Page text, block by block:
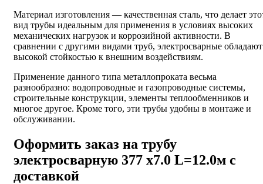
Материал изготовления — качественная сталь, что делает
вид трубы идеальным для применения в условиях высоких
механических нагрузок и коррозийной активности. В
сравнении с другими видами труб, электросварные обладают
высокой стойкостью к внешним воздействиям.
Применение данного типа металлопроката весьма
разнообразно: водопроводные и газопроводные системы,
строительные конструкции, элементы теплообменников и
многое другое. Кроме того, эти трубы удобны в монтаже и
обслуживании.
Оформить заказ на трубу
электросварную 377 х7.0 L=12.0м с
доставкой